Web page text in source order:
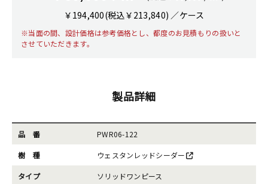
￥194,400(税込￥213,840) ／ケース
※当面の間、設計価格は参考価格とし、都度のお見積もりの扱いと
させていただきます。
製品詳細
品 番 PWR06-122
樹 種 ウェスタンレッドシーダー
タイプ ソリッドワンピース